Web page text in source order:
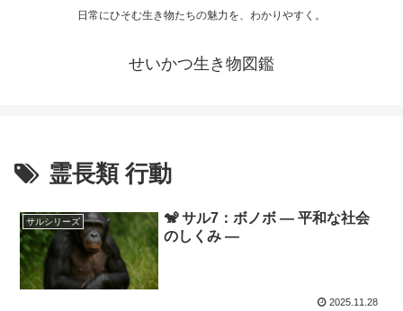
日常にひそむ生き物たちの魅力を、わかりやすく。
せいかつ生き物図鑑
霊長類 行動
サルシリーズ
🐒 サル7：ボノボ ― 平和な社会
のしくみ ―
2025.11.28